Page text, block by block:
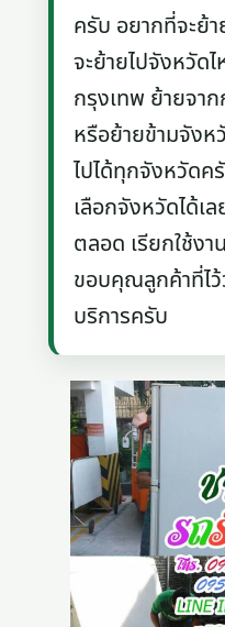
ครับ อยากที่จะย้า
จะย้ายไปจังหวัด
กรุงเทพ ย้ายจา
หรือย้ายข้ามจังห
ไปได้ทุกจังหวัดค
เลือกจังหวัดได้เ
ตลอด เรียกใช้ง
ขอบคุณลูกค้าที่ไว้
บริการครับ